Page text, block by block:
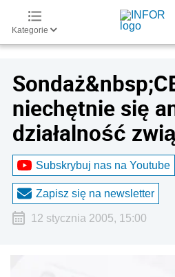
Kategorie
niechętnie się
działalność
Subskrybuj nas na Youtube
Zapisz się na newsletter
12 stycznia 2005, 15:00